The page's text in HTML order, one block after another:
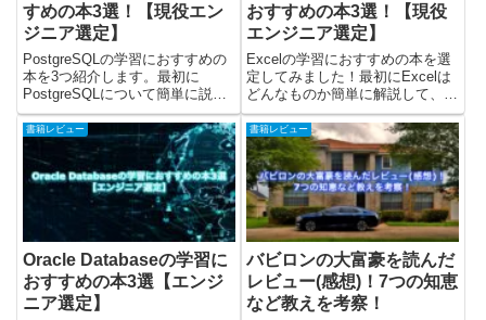
すめの本3選！【現役エン
ジニア選定】
PostgreSQLの学習におすすめの
本を3つ紹介します。最初に
PostgreSQLについて簡単に説明
して、その後におすすめの本を紹
介しています。最後に、
PostgreSQLを「どの本で学ぶと
良いか」の考えてまとめています
ので、確認してみて...
おすすめの本3選！【現役
エンジニア選定】
Excelの学習におすすめの本を選
定してみました！最初にExcelは
どんなものか簡単に解説して、お
すすめの本をピックアップしてオ
ススメします。yasuaki筆者の
Excel歴は14年ほど... と言っても
仕事でたまに使う程度なのです。
一応、...
書籍レビュー
Oracle Databaseの学習に
おすすめの本3選【エンジ
ニア選定】
書籍レビュー
バビロンの大富豪を読んだ
レビュー(感想)！7つの知恵
など教えを考察！